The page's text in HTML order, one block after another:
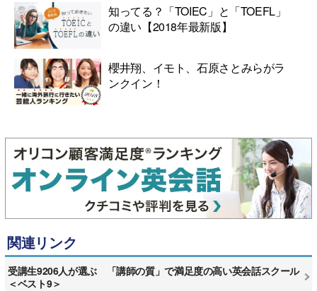
知ってる？「TOIEC」と「TOEFL」
の違い【2018年最新版】
櫻井翔、イモト、石原さとみらがラ
ンクイン！
関連リンク
受講生9206人が選ぶ 「講師の質」で満足度の高い英会話スクール
＜ベスト9＞